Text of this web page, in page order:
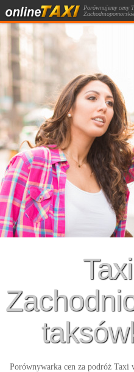
Porównujemy ceny
Online kalkulator
Porównywarka cen za podróż Taxi